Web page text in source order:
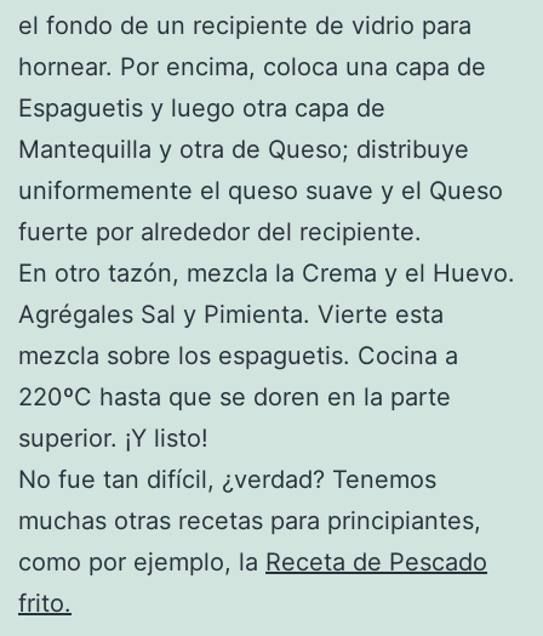
el fondo de un recipiente de vidrio para
hornear. Por encima, coloca una capa de
Espaguetis y luego otra capa de
Mantequilla y otra de Queso; distribuye
uniformemente el queso suave y el Queso
fuerte por alrededor del recipiente.
En otro tazón, mezcla la Crema y el Huevo.
Agrégales Sal y Pimienta. Vierte esta
mezcla sobre los espaguetis. Cocina a
220ºC hasta que se doren en la parte
superior. ¡Y listo!
No fue tan difícil, ¿verdad? Tenemos
muchas otras recetas para principiantes,
como por ejemplo, la Receta de Pescado
frito.